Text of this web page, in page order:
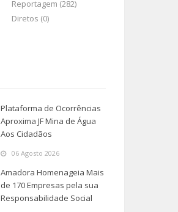
Reportagem (282)
Diretos (0)
Plataforma de Ocorrências
Aproxima JF Mina de Água
Aos Cidadãos
06 Agosto 2026
Amadora Homenageia Mais
de 170 Empresas pela sua
Responsabilidade Social